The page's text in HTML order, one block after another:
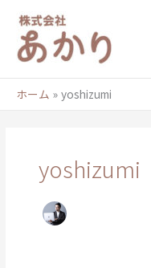
キ
ホーム yoshizumi
yoshizumi